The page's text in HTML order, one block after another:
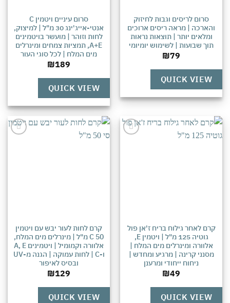
סרום לריסים וגבות לחיזוק
| מראה ריסים ארוכים
ומלאים יותר | תוצאות נראות
תוך שבועות | לשימוש יומיומי
₪
QUICK VIEW
סרום עיניים ויטמין C
אנטי-אייג'ינג 30 מ"ל | למיצוק,
לחות וזוהר | מועשר בויטמינים
A+E, תמציות צמחים ומינרלים
מים המלח | לכל סוגי העור
₪
QUICK VIEW
לאחר גילוח בריח ז'אן פול
גוטיה 125 מ"ל | ויטמין E,
אלוורה ומינרלים מים המלח |
מסנני קרינה | מרגיע ומחדש |
ניחוח ייחודי ומרענן
₪
QUICK VIEW
קרם לחות לעור יבש עם ויטמין
C 50 מ"ל | מינרלים מים המלח,
אלוורה וקמומיל | ויטמינים A, E
ו-C | לחות עמוקה | הגנה מ-UV
ובסיס לאיפור
₪
QUICK VIEW